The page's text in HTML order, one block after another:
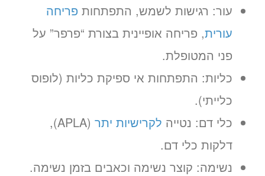
עור: רגישות לשמש, התפתחות פריחה
עורית, פריחה אופיינית בצורת “פרפר” על
פני המטופלת.
כליות: התפתחות אי ספיקת כליות (לופוס
כלייתי).
כלי דם: נטייה לקרישיות יתר
(APLA),
דלקות כלי דם.
נשימה: קוצר נשימה וכאבים בזמן נשימה.